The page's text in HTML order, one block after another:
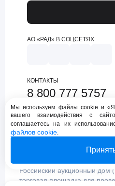
АО «РАД» В СОЦСЕТЯХ
КОНТАКТЫ
8 800 777 5757
support@lot-online.ru
Техническая
Российский аукционный
торговая площадка для
Мы используем файлы cookie и
вашего взаимодействия с
соглашаетесь на их
файлов cookie.